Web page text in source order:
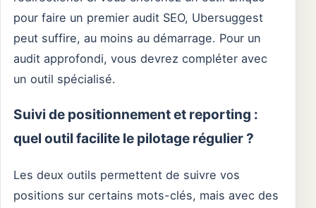
pour faire un premier audit SEO, Ubersuggest
peut suffire, au moins au démarrage. Pour un
audit approfondi, vous devrez compléter avec
un outil spécialisé.
Suivi de positionnement et reporting :
quel outil facilite le pilotage régulier ?
Les deux outils permettent de suivre vos
positions sur certains mots-clés, mais avec des